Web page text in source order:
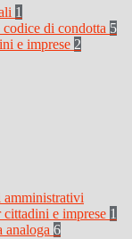
1
di condotta 5
e imprese 2
amministrativi
e imprese 1
analoga 6